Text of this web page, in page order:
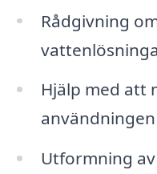
Rådgivning
Hjälp med att
Utformning